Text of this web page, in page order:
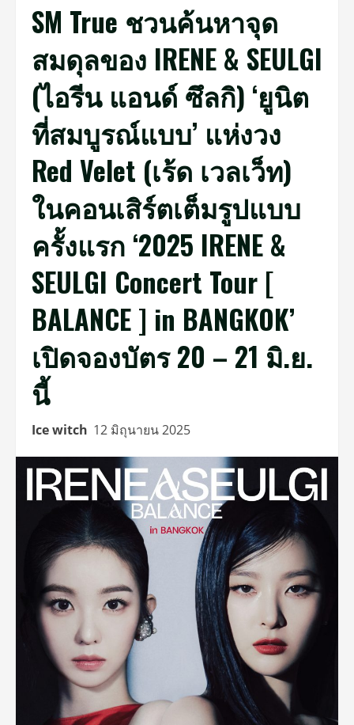
SM True ชวนค้นหาจุด
สมดุลของ IRENE & SEULGI
(ไอรีน แอนด์ ซึลกิ) ‘ยูนิต
ที่สมบูรณ์แบบ’ แห่งวง
Red Velet (เร้ด เวลเว็ท)
ในคอนเสิร์ตเต็มรูปแบบ
ครั้งแรก ‘2025 IRENE &
SEULGI Concert Tour [
BALANCE ] in BANGKOK’
เปิดจองบัตร 20 – 21 มิ.ย.
นี้
Ice witch 12 มิถุนายน 2025